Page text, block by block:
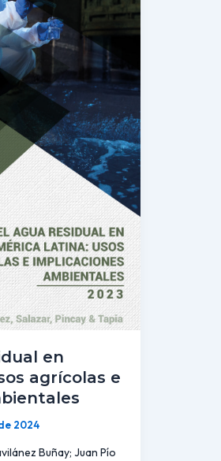
en
agrícolas e
2024
Buñay; Juan Pío